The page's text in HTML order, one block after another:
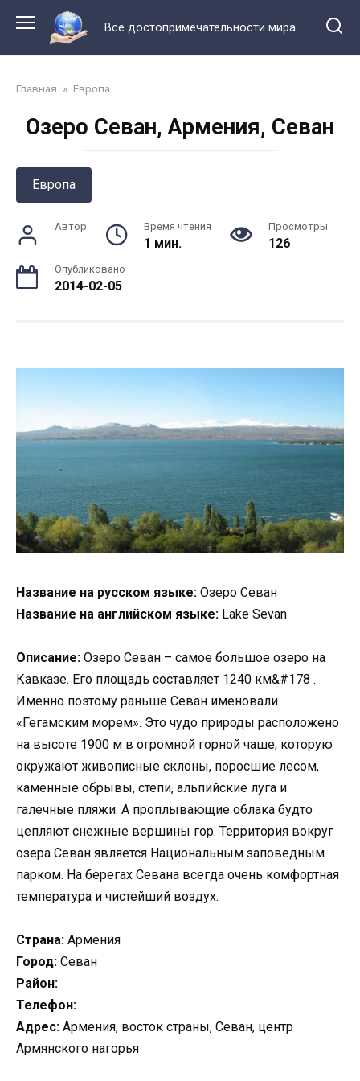
контенту
Все достопримечательности мира
Главная » Европа
Озеро Севан, Армения, Севан
Европа
Автор Время чтения
1 мин.
Просмотры
126
Опубликовано
2014-02-05
Название на русском языке: Озеро Севан
Название на английском языке: Lake Sevan
Описание: Озеро Севан – самое большое озеро на
Кавказе. Его площадь составляет 1240 км&#178 .
Именно поэтому раньше Севан именовали
«Гегамским морем». Это чудо природы расположено
на высоте 1900 м в огромной горной чаше, которую
окружают живописные склоны, поросшие лесом,
каменные обрывы, степи, альпийские луга и
галечные пляжи. А проплывающие облака будто
цепляют снежные вершины гор. Территория вокруг
озера Севан является Национальным заповедным
парком. На берегах Севана всегда очень комфортная
температура и чистейший воздух.
Страна: Армения
Город: Севан
Район:
Телефон:
Адрес: Армения, восток страны, Севан, центр
Армянского нагорья